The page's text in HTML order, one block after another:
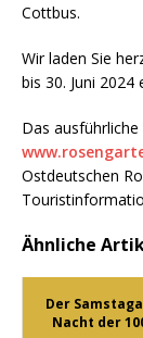
Cottbus.
Wir laden Sie
bis 30. Juni 2024
Das
Ostdeutschen
Ähnliche
Der
Nacht der